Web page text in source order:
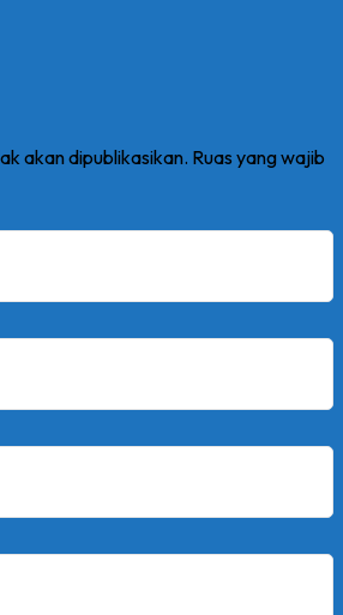
akan dipublikasikan. Ruas yang wajib